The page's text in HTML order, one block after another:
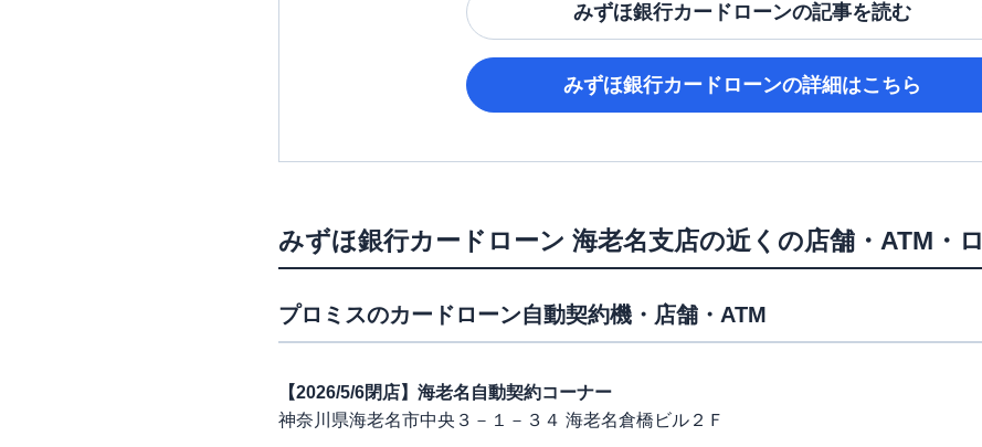
みずほ銀行カードローンの記事を読む
みずほ銀行カードローンの詳細はこちら
みずほ銀行カードローン 海老名支店の近くの店舗・ATM・
プロミスのカードローン自動契約機・店舗・ATM
【2026/5/6閉店】海老名自動契約コーナー
神奈川県海老名市中央３－１－３４ 海老名倉橋ビル２Ｆ